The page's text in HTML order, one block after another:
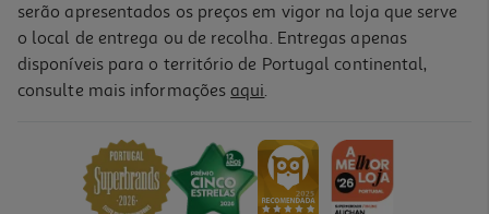
serão apresentados os preços em vigor na loja que serve
o local de entrega ou de recolha. Entregas apenas
disponíveis para o território de Portugal continental,
consulte mais informações aqui.